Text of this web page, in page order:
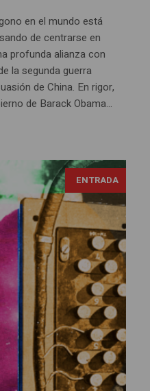
en el mundo está
de centrarse en
profunda alianza con
la segunda guerra
de China. En rigor,
de Barack Obama...
ENTRADA